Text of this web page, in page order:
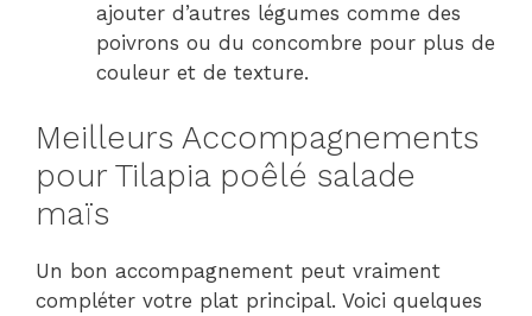
ajouter d’autres légumes comme des
poivrons ou du concombre pour plus de
couleur et de texture.
Meilleurs Accompagnements
pour Tilapia poêlé salade
maïs
Un bon accompagnement peut vraiment
compléter votre plat principal. Voici quelques